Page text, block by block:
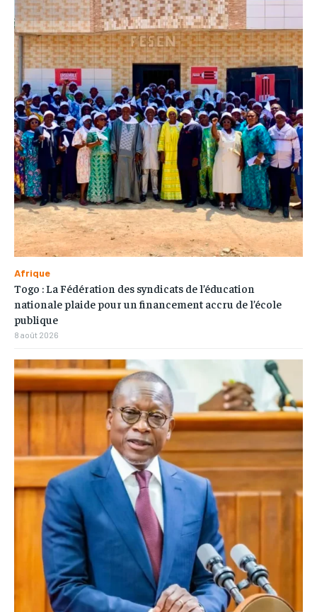
Afrique
Togo : La Fédération des syndicats de l’éducation
nationale plaide pour un financement accru de l’école
publique
8 août 2026